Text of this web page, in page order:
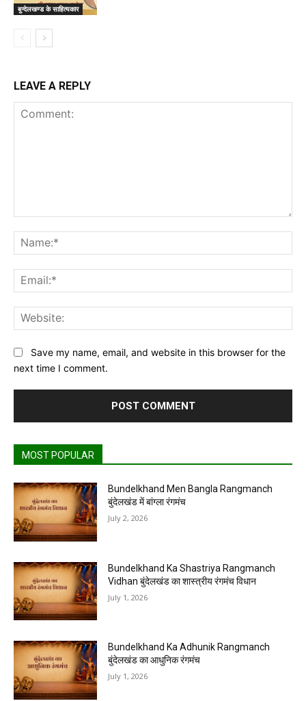
बुन्देलखण्ड के साहित्यकार
LEAVE A REPLY
Save my name, email, and website in this browser for the
next time I comment.
MOST POPULAR
Bundelkhand Men Bangla Rangmanch
बुंदेलखंड में बांग्ला रंगमंच
July 2, 2026
Bundelkhand Ka Shastriya Rangmanch
Vidhan बुंदेलखंड का शास्त्रीय रंगमंच विधान
July 1, 2026
Bundelkhand Ka Adhunik Rangmanch
बुंदेलखंड का आधुनिक रंगमंच
July 1, 2026